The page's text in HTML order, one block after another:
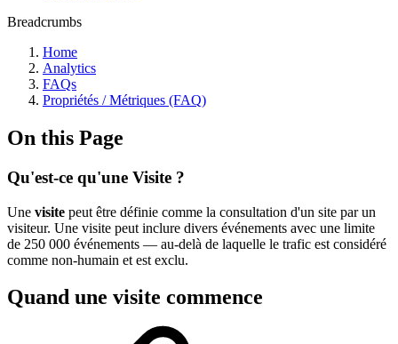
Breadcrumbs
Home
Analytics
FAQs
Propriétés / Métriques (FAQ)
On this Page
Qu'est-ce qu'une Visite ?
Une visite peut être définie comme la consultation d'un site par un
visiteur. Une visite peut inclure divers événements avec une limite
de 250 000 événements — au-delà de laquelle le trafic est considéré
comme non-humain et est exclu.
Quand une visite commence